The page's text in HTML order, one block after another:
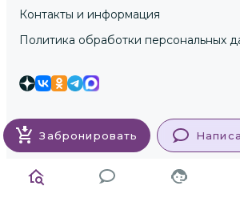
Забронировать
Контакты и информация
Политика обработки персональных
Гостям
Как заказать экскурсию